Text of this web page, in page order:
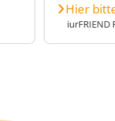
Hier
iurFRIEND